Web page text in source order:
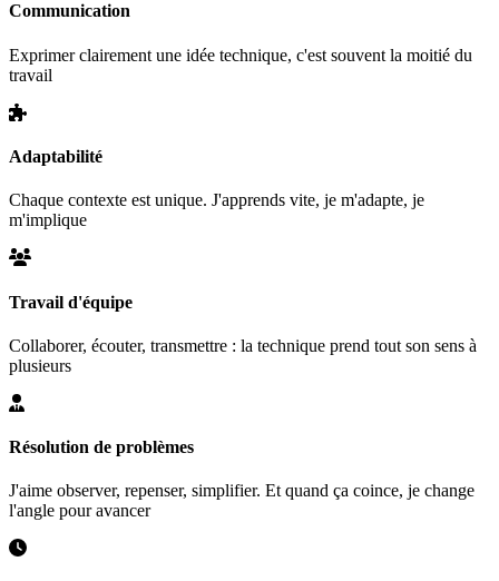
Communication
Exprimer clairement une idée technique, c'est souvent la moitié du
travail
Adaptabilité
Chaque contexte est unique. J'apprends vite, je m'adapte, je
m'implique
Travail d'équipe
Collaborer, écouter, transmettre : la technique prend tout son sens à
plusieurs
Résolution de problèmes
J'aime observer, repenser, simplifier. Et quand ça coince, je change
l'angle pour avancer